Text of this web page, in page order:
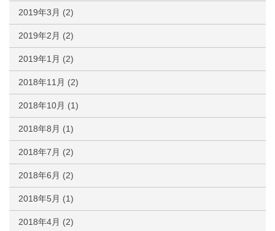
2019年3月 (2)
2019年2月 (2)
2019年1月 (2)
2018年11月 (2)
2018年10月 (1)
2018年8月 (1)
2018年7月 (2)
2018年6月 (2)
2018年5月 (1)
2018年4月 (2)